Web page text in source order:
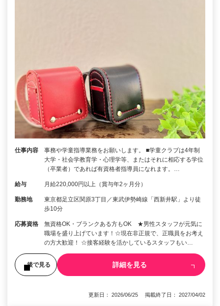
仕事内容
事務や学童指導業務をお願いします。 ■学童クラブは4年制
大学・社会学教育学・心理学等、またはそれに相応する学位
（卒業者）であれば有資格者指導員になれます。…
給与 月給220,000円以上（賞与年2ヶ月分）
勤務地
東京都足立区関原3丁目／東武伊勢崎線「西新井駅」より徒
歩10分
応募資格
無資格OK・ブランクある方もOK ★男性スタッフが元気に
職場を盛り上げています！☆現在非正規で、正職員をお考え
の方大歓迎！ ☆接客経験を活かしているスタッフもい…
後で見る 詳細を見る
更新日： 2026/06/25 掲載終了日： 2027/04/02